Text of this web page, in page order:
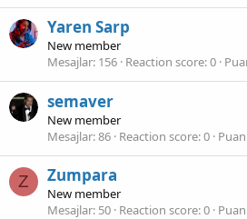
Yaren Sarp
New member
Mesajlar 156 Reaction score 0
semaver
New member
Mesajlar 86 Reaction score 0
Z Zumpara
New member
Mesajlar 50 Reaction score 0